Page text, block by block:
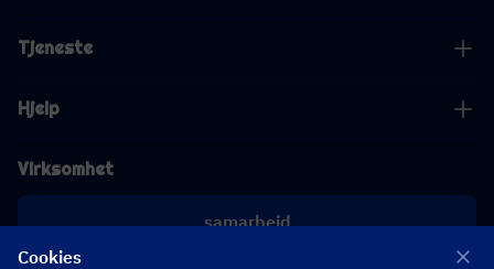
Tjeneste
Hjelp
Virksomhet
samarbeid
Cookies